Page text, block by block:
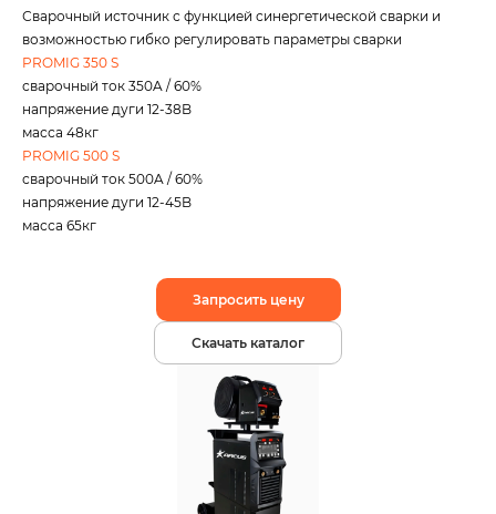
Сварочный источник с функцией синергетической сварки и
возможностью гибко регулировать параметры сварки
PROMIG 350 S
сварочный ток 350A / 60%
напряжение дуги 12-38B
масса 48кг
PROMIG 500 S
сварочный ток 500A / 60%
напряжение дуги 12-45B
масса 65кг
Запросить цену
Скачать каталог